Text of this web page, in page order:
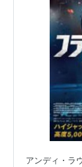
アンディ・ラ